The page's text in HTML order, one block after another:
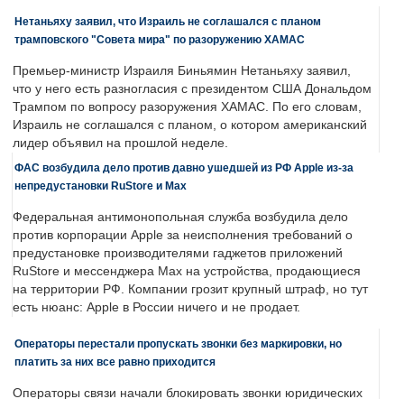
Нетаньяху заявил, что Израиль не соглашался с планом
трамповского "Совета мира" по разоружению ХАМАС
Премьер-министр Израиля Биньямин Нетаньяху заявил,
что у него есть разногласия с президентом США Дональдом
Трампом по вопросу разоружения ХАМАС. По его словам,
Израиль не соглашался с планом, о котором американский
лидер объявил на прошлой неделе.
ФАС возбудила дело против давно ушедшей из РФ Apple из-за
непредустановки RuStore и Max
Федеральная антимонопольная служба возбудила дело
против корпорации Apple за неисполнения требований о
предустановке производителями гаджетов приложений
RuStore и мессенджера Max на устройства, продающиеся
на территории РФ. Компании грозит крупный штраф, но тут
есть нюанс: Apple в России ничего и не продает.
Операторы перестали пропускать звонки без маркировки, но
платить за них все равно приходится
Операторы связи начали блокировать звонки юридических